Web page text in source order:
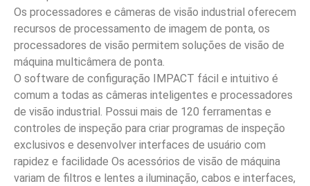
Os processadores e câmeras de visão industrial oferecem
recursos de processamento de imagem de ponta, os
processadores de visão permitem soluções de visão de
máquina multicâmera de ponta.
O software de configuração IMPACT fácil e intuitivo é
comum a todas as câmeras inteligentes e processadores
de visão industrial. Possui mais de 120 ferramentas e
controles de inspeção para criar programas de inspeção
exclusivos e desenvolver interfaces de usuário com
rapidez e facilidade Os acessórios de visão de máquina
variam de filtros e lentes a iluminação, cabos e interfaces,